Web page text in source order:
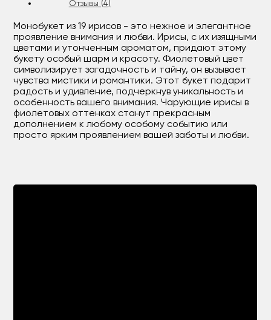
Отзывы (4)
Монобукет из 19 ирисов - это нежное и элегантное
проявление внимания и любви. Ирисы, с их изящными
цветами и утонченным ароматом, придают этому
букету особый шарм и красоту. Фиолетовый цвет
символизирует загадочность и тайну, он вызывает
чувства мистики и романтики. Этот букет подарит
радость и удивление, подчеркнув уникальность и
особенность вашего внимания. Чарующие ирисы в
фиолетовых оттенках станут прекрасным
дополнением к любому особому событию или
просто ярким проявлением вашей заботы и любви.